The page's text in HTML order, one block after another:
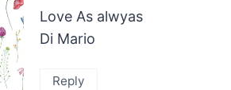
Love As alwyas
Di Mario
Reply